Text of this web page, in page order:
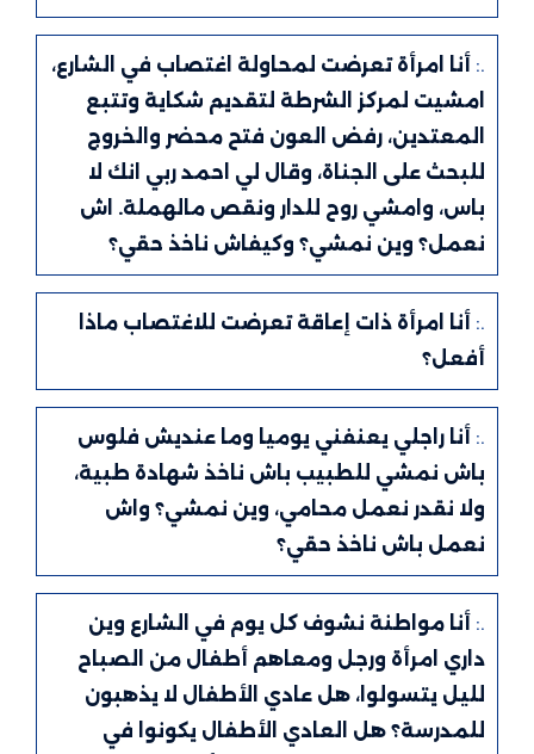
أنا امرأة تعرضت لمحاولة اغتصاب في الشارع،
امشيت لمركز الشرطة لتقديم شكاية وتتبع
المعتدين، رفض العون فتح محضر والخروج
للبحث على الجناة، وقال لي احمد ربي انك لا
باس، وامشي روح للدار ونقص مالهملة. اش
نعمل؟ وين نمشي؟ وكيفاش ناخذ حقي؟
أنا امرأة ذات إعاقة تعرضت للاغتصاب ماذا
أفعل؟
أنا راجلي يعنفني يوميا وما عنديش فلوس
باش نمشي للطبيب باش ناخذ شهادة طبية،
ولا نقدر نعمل محامي، وين نمشي؟ واش
نعمل باش ناخذ حقي؟
أنا مواطنة نشوف كل يوم في الشارع وين
داري امرأة ورجل ومعاهم أطفال من الصباح
لليل يتسولوا، هل عادي الأطفال لا يذهبون
للمدرسة؟ هل العادي الأطفال يكونوا في